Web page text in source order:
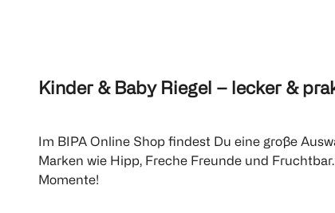
Kinder & Baby Riegel – lecker &
Im BIPA Online Shop findest Du eine große
Marken wie Hipp, Freche Freunde und
Momente!